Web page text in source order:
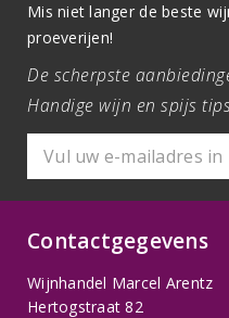
Mis niet langer de beste
proeverijen!
De scherpste
Handige wijn en spijs
Contactgegevens
Wijnhandel Marcel Arentz
Hertogstraat 82